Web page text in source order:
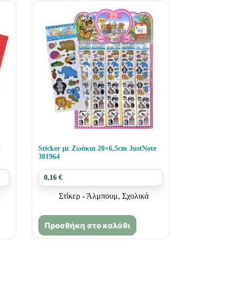
Sticker με Ζωάκια 20×6,5cm JustNote
381964
0,16 €
Στίκερ - Άλμπουμ, Σχολικά
Προσθήκη στο καλάθι